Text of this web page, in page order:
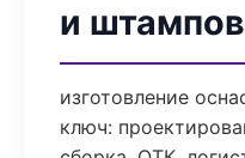
и
изготовление
ключ: